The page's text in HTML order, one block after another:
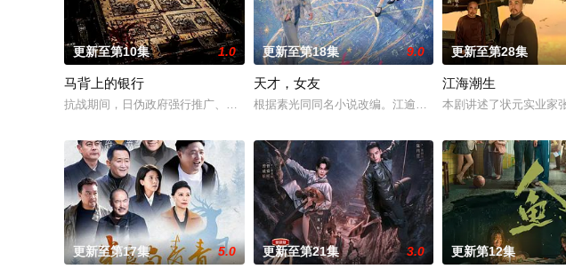
更新至第10集 1.0
马背上的银行
抗战期间，日伪政府强行推广、使用由“中国准备银行”发行的伪钞货币。根据党中央指示，高景波
更新至第18集 9.0
天才，女友
根据素光同同名小说改编。江逾白长大以后，林知夏忽然对
更新至第28集
江海潮生
本剧讲述了状元实业家
更新至第17集 5.0 更新至第21集 3.0 更新第12集